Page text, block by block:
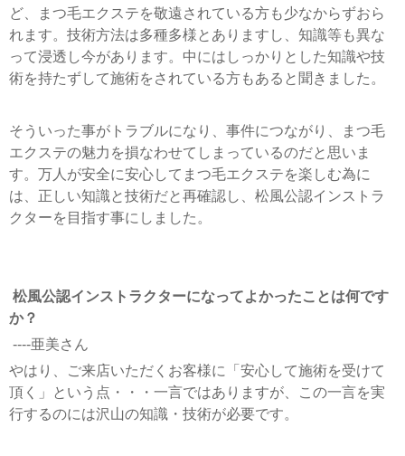
ど、まつ毛エクステを敬遠されている方も少なからずおら
れます。技術方法は多種多様とありますし、知識等も異な
って浸透し今があります。中にはしっかりとした知識や技
術を持たずして施術をされている方もあると聞きました。
そういった事がトラブルになり、事件につながり、まつ毛
エクステの魅力を損なわせてしまっているのだと思いま
す。万人が安全に安心してまつ毛エクステを楽しむ為に
は、正しい知識と技術だと再確認し、松風公認インストラ
クターを目指す事にしました。
松風公認インストラクターになってよかったことは何です
か？
----亜美さん
やはり、ご来店いただくお客様に「安心して施術を受けて
頂く」という点・・・一言ではありますが、この一言を実
行するのには沢山の知識・技術が必要です。